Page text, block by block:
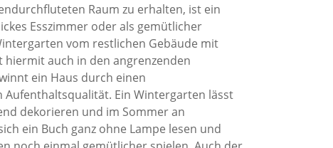
Raum zu erhalten, ist ein
Esszimmer oder als gemütlicher
vom restlichen Gebäude mit
auch in den angrenzenden
ein Haus durch einen
Ein Wintergarten lässt
dekorieren und im Sommer an
ein Buch ganz ohne Lampe lesen und